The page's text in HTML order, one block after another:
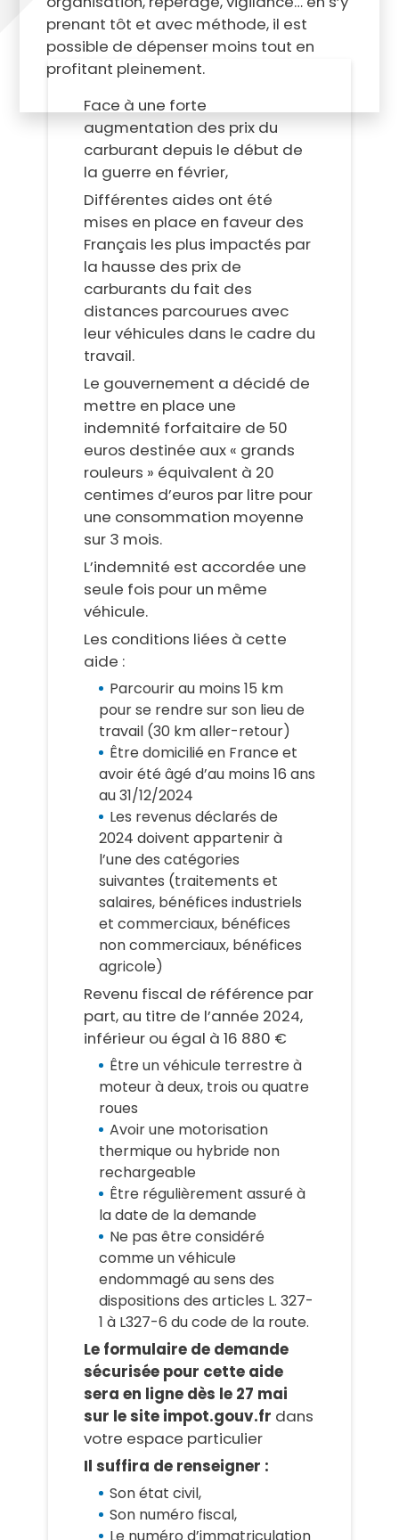
prenant tôt et avec méthode, il est
possible de dépenser moins tout en
profitant pleinement.
Face à une forte
augmentation des prix du
carburant depuis le début de
la guerre en février,
Différentes aides ont été
mises en place en faveur des
Français les plus impactés par
la hausse des prix de
carburants du fait des
distances parcourues avec
leur véhicules dans le cadre du
travail.
Le gouvernement a décidé de
mettre en place une
indemnité forfaitaire de 50
euros destinée aux « grands
rouleurs » équivalent à 20
centimes d’euros par litre pour
une consommation moyenne
sur 3 mois.
L’indemnité est accordée une
seule fois pour un même
véhicule.
Les conditions liées à cette
aide :
Parcourir au moins 15 km
pour se rendre sur son lieu de
travail (30 km aller-retour)
Être domicilié en France et
avoir été âgé d’au moins 16 ans
au 31/12/2024
Les revenus déclarés de
2024 doivent appartenir à
l’une des catégories
suivantes (traitements et
salaires, bénéfices industriels
et commerciaux, bénéfices
non commerciaux, bénéfices
agricole)
Revenu fiscal de référence par
part, au titre de l’année 2024,
inférieur ou égal à 16 880 €
Être un véhicule terrestre à
moteur à deux, trois ou quatre
roues
Avoir une motorisation
thermique ou hybride non
rechargeable
Être régulièrement assuré à
la date de la demande
Ne pas être considéré
comme un véhicule
endommagé au sens des
dispositions des articles L. 327-
1 à L327-6 du code de la route.
Le formulaire de demande
sécurisée pour cette aide
sera en ligne dès le 27 mai
sur le site impot.gouv.fr dans
votre espace particulier
Il suffira de renseigner :
Son état civil,
Son numéro fiscal,